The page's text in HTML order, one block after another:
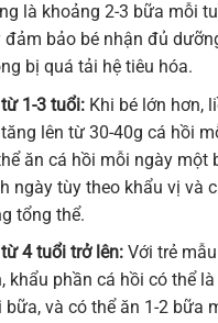
là khoảng 2-3 bữa mỗi
đảm bảo bé nhận đủ
bị quá tải hệ tiêu hóa.
1-3 tuổi:Khi bé lớn hơn,
lên từ 30-40g cá hồi
ăn cá hồi mỗi ngày một
ngày tùy theo khẩu vị và
tổng thể.
4 tuổi trở lên:Với trẻ
khẩu phần cá hồi có thể
bữa, và có thể ăn 1-2 bữa